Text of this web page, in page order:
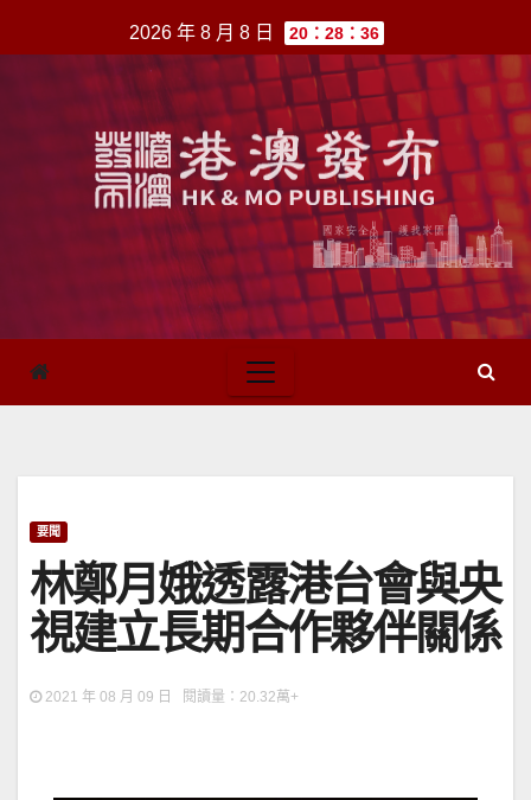
至
2026 年 8 月 8 日 20：28：36
要聞
林鄭月娥透露港台會與央
視建立長期合作夥伴關係
2021 年 08 月 09 日 閱讀量：20.32萬+